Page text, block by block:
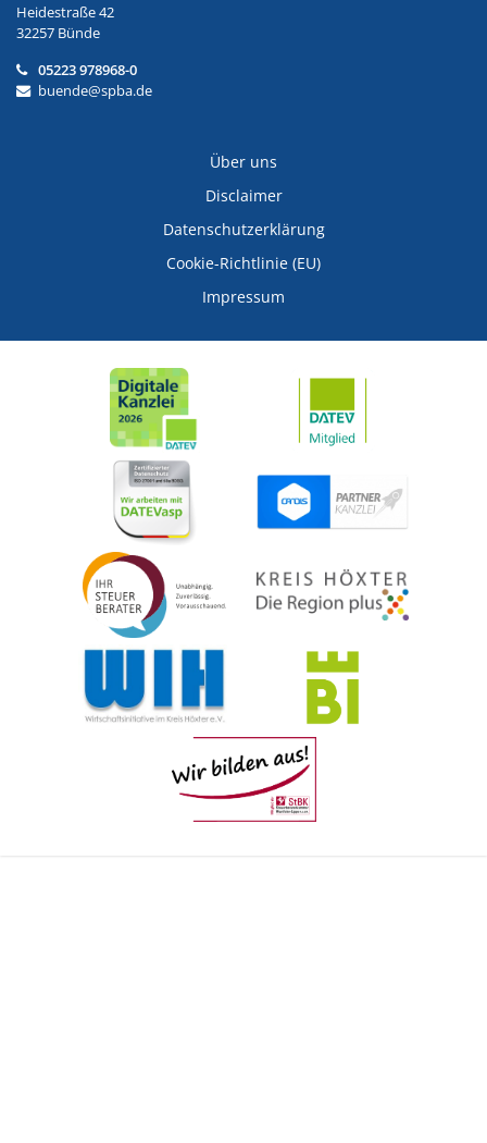
Heidestraße 42
32257 Bünde
05223 978968-0
buende@spba.de
Über uns
Disclaimer
Datenschutzerklärung
Cookie-Richtlinie (EU)
Impressum